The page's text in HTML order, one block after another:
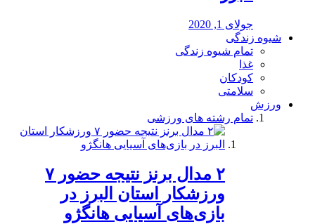
جولای 1, 2020
شیوه زندگی
تمام شیوه زندگی
غذا
کودکان
سلامتی
ورزش
تمام رشته های ورزشی
۲ مدال برنز نتیجه حضور ۷
ورزشکار استان البرز در
بازی‌های آسیایی هانگژو